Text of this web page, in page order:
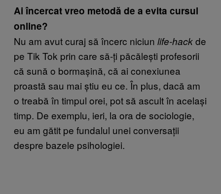
Ai încercat vreo metodă de a evita cursul
online?
Nu am avut curaj să încerc niciun life-hackde
pe Tik Tok prin care să-ți păcălești profesorii
că sună o bormașină, că ai conexiunea
proastă sau mai știu eu ce. În plus, dacă am
o treabă în timpul orei, pot să ascult în același
timp. De exemplu, ieri, la ora de sociologie,
eu am gătit pe fundalul unei conversații
despre bazele psihologiei.